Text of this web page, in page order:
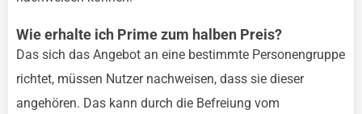
Wie erhalte ich Prime zum halben Preis?
Das sich das Angebot an eine bestimmte Personengruppe
richtet, müssen Nutzer nachweisen, dass sie dieser
angehören. Das kann durch die Befreiung vom